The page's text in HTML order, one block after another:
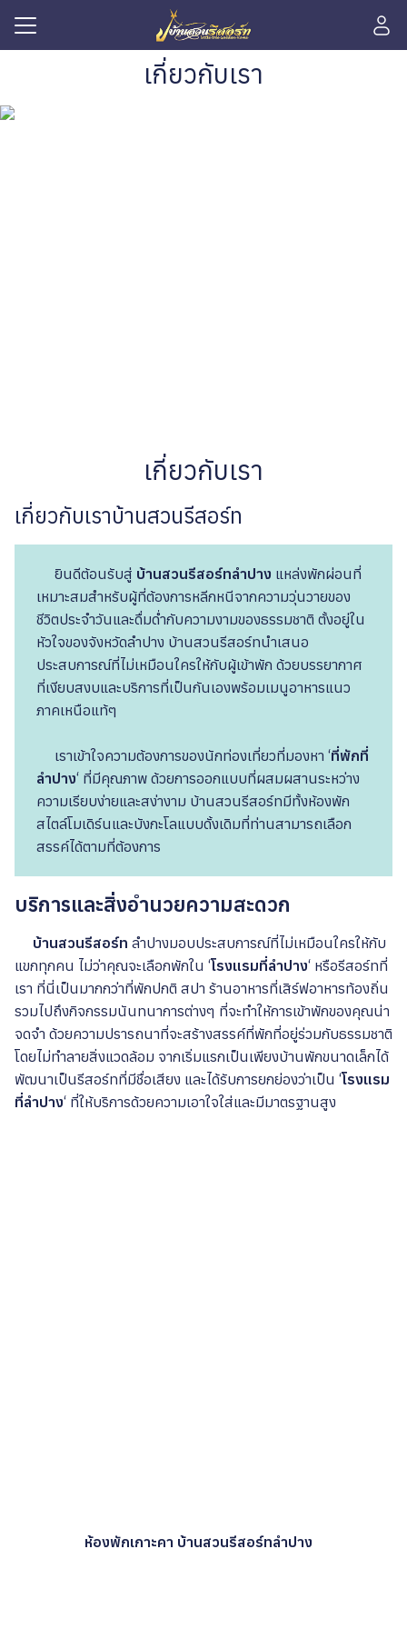
content
ก
เกี่ยวกับเรา
เกี่ยวกับเรา
เกี่ยวกับเราบ้านสวนรีสอร์ท
ยินดีต้อนรับสู่ บ้านสวนรีสอร์ทลำปาง แหล่งพักผ่อนที่
เหมาะสมสำหรับผู้ที่ต้องการหลีกหนีจากความวุ่นวายของ
ชีวิตประจำวันและดื่มด่ำกับความงามของธรรมชาติ ตั้งอยู่ใน
หัวใจของจังหวัดลำปาง บ้านสวนรีสอร์ทนำเสนอ
ประสบการณ์ที่ไม่เหมือนใครให้กับผู้เข้าพัก ด้วยบรรยากาศ
ที่เงียบสงบและบริการที่เป็นกันเองพร้อมเมนูอาหารแนว
ภาคเหนือแท้ๆ
เราเข้าใจความต้องการของนักท่องเที่ยวที่มองหา ‘ที่พักที่
ลำปาง‘ ที่มีคุณภาพ ด้วยการออกแบบที่ผสมผสานระหว่าง
ความเรียบง่ายและสง่างาม บ้านสวนรีสอร์ทมีทั้งห้องพัก
สไตล์โมเดิร์นและบังกะโลแบบดั้งเดิมที่ท่านสามารถเลือก
สรรค์ได้ตามที่ต้องการ
บริการและสิ่งอำนวยความสะดวก
บ้านสวนรีสอร์ท ลำปางมอบประสบการณ์ที่ไม่เหมือนใครให้กับ
แขกทุกคน ไม่ว่าคุณจะเลือกพักใน ‘โรงแรมที่ลำปาง‘ หรือรีสอร์ทที่
เรา ที่นี่เป็นมากกว่าที่พักปกติ สปา ร้านอาหารที่เสิร์ฟอาหารท้องถิ่น
รวมไปถึงกิจกรรมนันทนาการต่างๆ ที่จะทำให้การเข้าพักของคุณน่า
จดจำ ด้วยความปรารถนาที่จะสร้างสรรค์ที่พักที่อยู่ร่วมกับธรรมชาติ
โดยไม่ทำลายสิ่งแวดล้อม จากเริ่มแรกเป็นเพียงบ้านพักขนาดเล็กได้
พัฒนาเป็นรีสอร์ทที่มีชื่อเสียง และได้รับการยกย่องว่าเป็น ‘โรงแรม
ที่ลำปาง‘ ที่ให้บริการด้วยความเอาใจใส่และมีมาตรฐานสูง
ห้องพักเกาะคา บ้านสวนรีสอร์ทลำปาง